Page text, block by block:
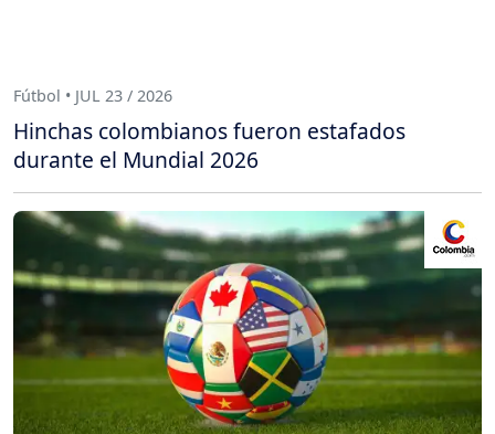
Fútbol • JUL 23 / 2026
Hinchas colombianos fueron estafados
durante el Mundial 2026